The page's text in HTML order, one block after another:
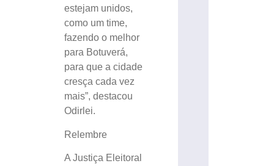
estejam unidos,
como um time,
fazendo o melhor
para Botuverá,
para que a cidade
cresça cada vez
mais”, destacou
Odirlei.
Relembre
A Justiça Eleitoral